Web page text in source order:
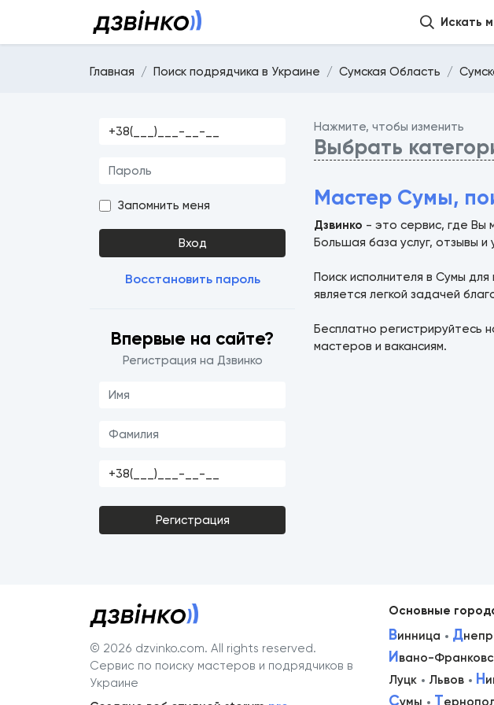
Искать
Главная Поиск подрядчика в Украине Сумская Область
Запомнить меня
Вход
Восстановить пароль
Впервые на сайте?
Регистрация на Дзвинко
Регистрация
Нажмите, чтобы изменить
Выбрать
Мастер Сумы,
Дзвинко - это сервис, где Вы
Большая база услуг, отзывы
Поиск исполнителя в Сумы
является легкой задачей
Бесплатно регистрируйтесь
мастеров и вакансиям.
© 2026 dzvinko.com. All rights reserved.
Сервис по поиску мастеров и подрядчиков в
Украине
Основные
Винница Днепр
Ивано-
Луцк
Львов Н
С Т